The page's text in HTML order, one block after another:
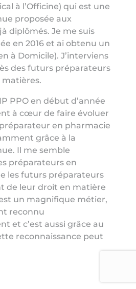
à l’Officine) qui est une
proposée aux
diplômés. Je me suis
en 2016 et ai obtenu un
à Domicile). J’interviens
des futurs préparateurs
PPO en début d’année
à cœur de faire évoluer
en pharmacie
grâce à la
Il me semble
préparateurs en
les futurs préparateurs
de leur droit en matière
un magnifique métier,
reconnu
et c’est aussi grâce au
reconnaissance peut